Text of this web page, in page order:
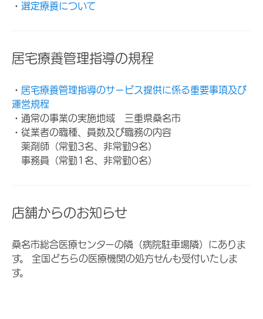
・ 選定療養について
居宅療養管理指導の規程
・ 居宅療養管理指導のサービス提供に係る重要事項及び
運営規程
・通常の事業の実施地域 三重県桑名市
・従業者の職種、員数及び職務の内容
薬剤師（常勤3名、非常勤9名）
事務員（常勤1名、非常勤0名）
店舗からのお知らせ
桑名市総合医療センターの隣（病院駐車場隣）にありま
す。 全国どちらの医療機関の処方せんも受付いたしま
す。